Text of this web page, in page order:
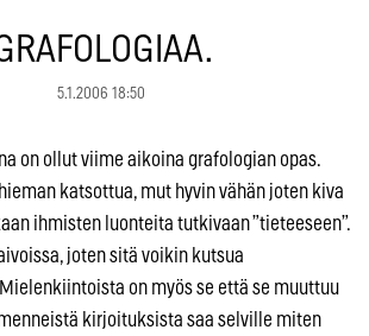
5.1.2006 18:50
on ollut viime aikoina grafologian opas.
katsottua, mut hyvin vähän joten kiva
ihmisten luonteita tutkivaan ”tieteeseen”.
joten sitä voikin kutsua
on myös se että se muuttuu
kirjoituksista saa selville miten